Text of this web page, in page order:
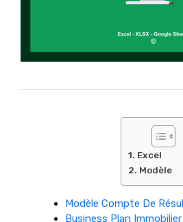
Excel
Modèle
Modèle Compte De
Business Plan